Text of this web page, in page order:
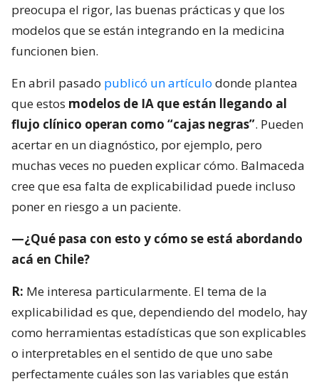
preocupa el rigor, las buenas prácticas y que los
modelos que se están integrando en la medicina
funcionen bien.
En abril pasado publicó un artículo donde plantea
que estos modelos de IA que están llegando al
flujo clínico operan como “cajas negras”. Pueden
acertar en un diagnóstico, por ejemplo, pero
muchas veces no pueden explicar cómo. Balmaceda
cree que esa falta de explicabilidad puede incluso
poner en riesgo a un paciente.
—¿Qué pasa con esto y cómo se está abordando
acá en Chile?
R: Me interesa particularmente. El tema de la
explicabilidad es que, dependiendo del modelo, hay
como herramientas estadísticas que son explicables
o interpretables en el sentido de que uno sabe
perfectamente cuáles son las variables que están